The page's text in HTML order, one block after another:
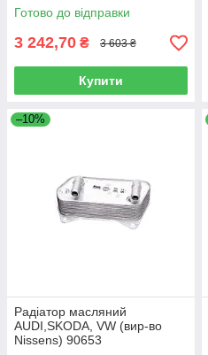
Готово до відправки
3 242,70 ₴ 3 603 ₴
Купити
–10%
Радіатор масляний
AUDI,SKODA, VW (вир-во
Nissens) 90653